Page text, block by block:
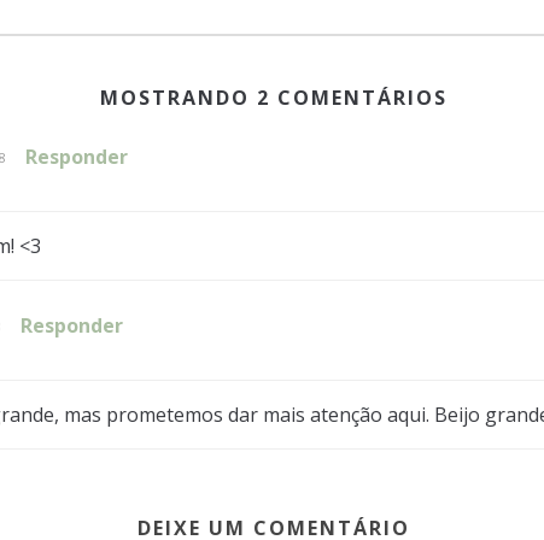
MOSTRANDO 2 COMENTÁRIOS
Responder
<3
Responder
mas prometemos dar mais atenção aqui. Beijo
DEIXE UM COMENTÁRIO